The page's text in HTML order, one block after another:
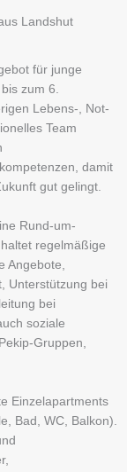
Landshut
für junge
zum 6.
Lebens-, Not-
Team
damit
gut gelingt.
Rund-um-
regelmäßige
Angebote,
Unterstützung bei
bei
soziale
Gruppen,
Einzelapartments
Bad, WC, Balkon).